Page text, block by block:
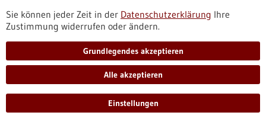
personalisierte-krebstherapie
Pressemitteilung - 04.12.2025
Austauschbarkeit von verordneten Biologika:
G-BA definiert die Voraussetzungen
Der Gemeinsame Bundesausschuss (G-BA) trägt mit einer
Sie können jeder Zeit in der Datenschutzerklärung Ihre
Zustimmung widerrufen oder ändern.
Grundlegendes akzeptieren
Alle akzeptieren
Einstellungen